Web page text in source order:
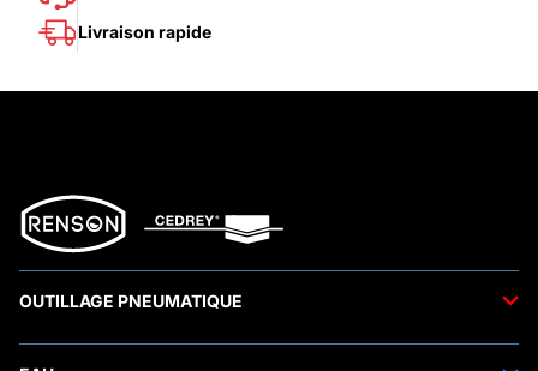
Livraison rapide
OUTILLAGE PNEUMATIQUE